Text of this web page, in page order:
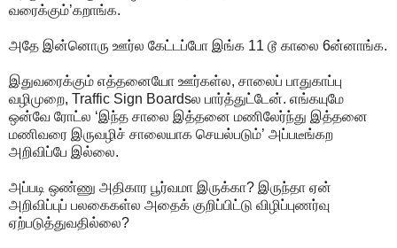
வரைக்கும்’கறாங்க.
அதே இன்னொரு ஊர்ல கேட்டப்போ இங்க 11 டூ காலை 6ன்னாங்க.
இதுவரைக்கும் எத்தனையோ ஊர்கள்ல, சாலைப் பாதுகாப்பு
வழிமுறை, Traffic Sign Boardsல பார்த்துட்டேன். எங்கயுமே
ஒன்வே ரோட்ல ‘இந்த சாலை இத்தனை மணிலேர்ந்து இத்தனை
மணிவரை இருவழிச் சாலையாக செயல்படும்’ அப்படீங்கற
அறிவிப்பே இல்லை.
அப்படி ஒண்ணு அதிகார பூர்வமா இருக்கா? இருந்தா ஏன்
அறிவிப்புப் பலகைகள்ல அதைக் குறிப்பிட்டு விழிப்புணர்வு
ஏற்படுத்துவதில்லை?